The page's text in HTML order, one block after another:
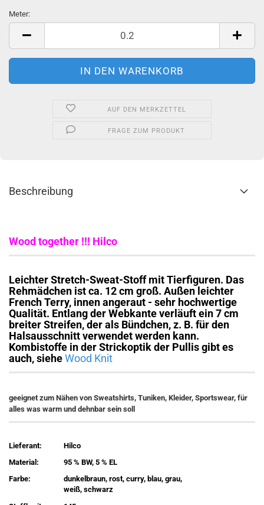
Meter:
Meter
AUF DEN MERKZETTEL
FRAGE ZUM PRODUKT
Beschreibung
Wood together !!! Hilco
Leichter Stretch-Sweat-Stoff mit Tierfiguren. Das
Rehmädchen ist ca. 12 cm groß. Außen leichter
French Terry, innen angeraut - sehr hochwertige
Qualität. Entlang der Webkante verläuft ein 7 cm
breiter Streifen, der als Bündchen, z. B. für den
Halsausschnitt verwendet werden kann.
Kombistoffe in der Strickoptik der Pullis gibt es
auch, sieheWood Knit
geeignet zum Nähen von Sweatshirts, Tuniken, Kleider, Sportswear, für
alles was warm und dehnbar sein soll
Lieferant:
Hilco
Material:
95 % BW, 5 % EL
Farbe:
dunkelbraun, rost, curry, blau, grau,
weiß, schwarz